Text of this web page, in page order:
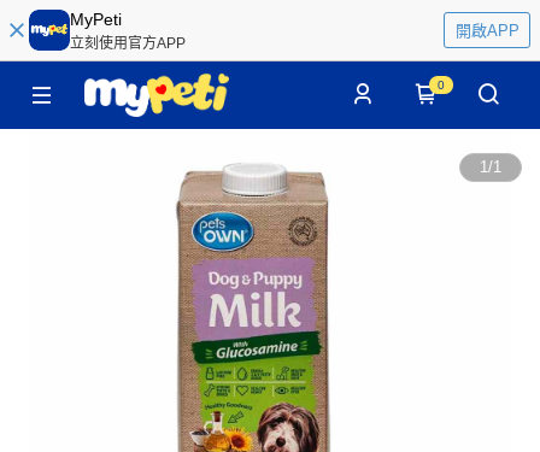
MyPeti
立刻使用官方APP
開啟APP
0
1/1